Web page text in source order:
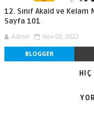
12. Sınıf Akaid ve Kelam
Sayfa 101
Admin Nov 03, 2022
BLOGGER
HIÇ